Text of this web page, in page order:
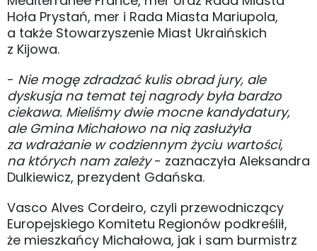
Hoła Prystań, mer i Rada Miasta Mariupola,
a także Stowarzyszenie Miast Ukraińskich
z Kijowa.
- Nie mogę zdradzać kulis obrad jury, ale
dyskusja na temat tej nagrody była bardzo
ciekawa. Mieliśmy dwie mocne kandydatury,
ale Gmina Michałowo na nią zasłużyła
za wdrażanie w codziennym życiu wartości,
na których nam zależy- zaznaczyła Aleksandra
Dulkiewicz, prezydent Gdańska.
Vasco Alves Cordeiro, czyli przewodniczący
Europejskiego Komitetu Regionów podkreślił,
że mieszkańcy Michałowa, jak i sam burmistrz